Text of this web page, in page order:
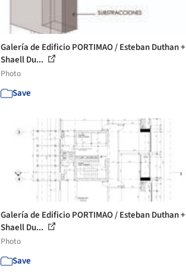
Galería de Edificio PORTIMAO / Esteban Duthan +
Shaell Du...
Photo
Save
Galería de Edificio PORTIMAO / Esteban Duthan +
Shaell Du...
Photo
Save